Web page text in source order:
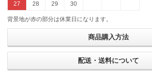
27
28 29 30
背景地が赤の部分は休業日になります。
商品購入方法
配送・送料について